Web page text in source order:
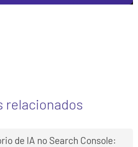
relacionados
de IA no Search Console: